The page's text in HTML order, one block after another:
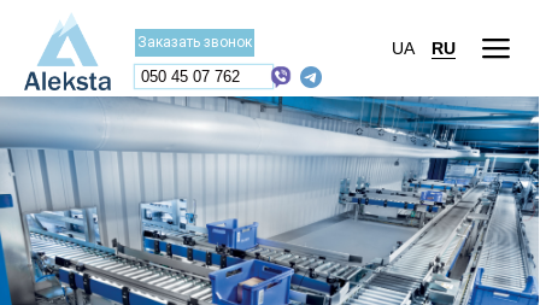
Заказать звонок
050 45 07 762
UA RU